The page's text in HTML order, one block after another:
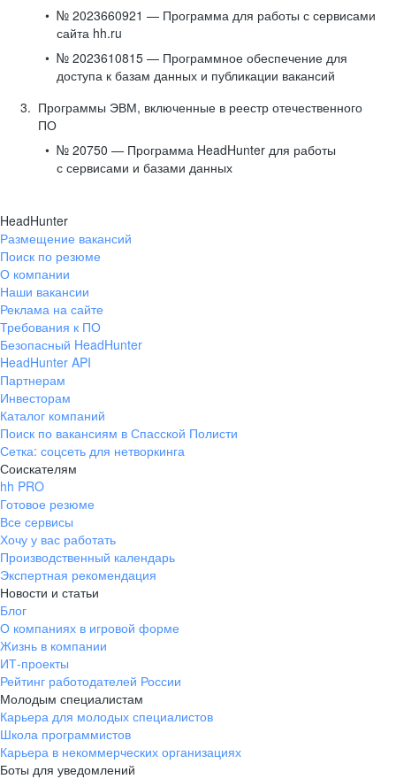
№ 2023660921 — Программа для работы с сервисами
сайта hh.ru
№ 2023610815 — Программное обеспечение для
доступа к базам данных и публикации вакансий
Программы ЭВМ, включенные в реестр отечественного
ПО
№ 20750 — Программа HeadHunter для работы
с сервисами и базами данных
HeadHunter
Размещение вакансий
Поиск по резюме
О компании
Наши вакансии
Реклама на сайте
Требования к ПО
Безопасный HeadHunter
HeadHunter API
Партнерам
Инвесторам
Каталог компаний
Поиск по вакансиям в Спасской Полисти
Сетка: соцсеть для нетворкинга
Соискателям
hh PRO
Готовое резюме
Все сервисы
Хочу у вас работать
Производственный календарь
Экспертная рекомендация
Новости и статьи
Блог
О компаниях в игровой форме
Жизнь в компании
ИТ-проекты
Рейтинг работодателей России
Молодым специалистам
Карьера для молодых специалистов
Школа программистов
Карьера в некоммерческих организациях
Боты для уведомлений